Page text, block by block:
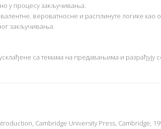
у процесу закључивања.
вероватносне и расплинуте логике као
закључивања.
са темама на предавањима и разрађују
Cambridge University Press, Cambridge,